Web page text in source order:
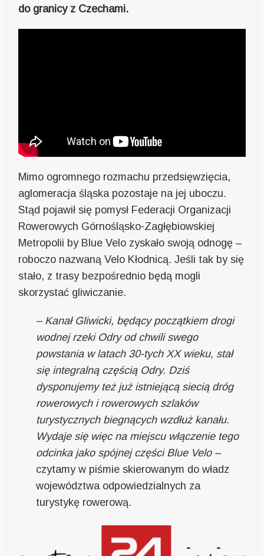
do granicy z Czechami.
Mimo ogromnego rozmachu przedsięwzięcia,
aglomeracja śląska pozostaje na jej uboczu.
Stąd pojawił się pomysł Federacji Organizacji
Rowerowych Górnośląsko-Zagłębiowskiej
Metropolii by Blue Velo zyskało swoją odnogę –
roboczo nazwaną Velo Kłodnicą. Jeśli tak by się
stało, z trasy bezpośrednio będą mogli
skorzystać gliwiczanie.
– Kanał Gliwicki, będący początkiem drogi
wodnej rzeki Odry od chwili swego
powstania w latach 30-tych XX wieku, stał
się integralną częścią Odry. Dziś
dysponujemy też już istniejącą siecią dróg
rowerowych i rowerowych szlaków
turystycznych biegnących wzdłuż kanału.
Wydaje się więc na miejscu włączenie tego
odcinka jako spójnej części Blue Velo –
czytamy w piśmie skierowanym do władz
województwa odpowiedzialnych za
turystykę rowerową.